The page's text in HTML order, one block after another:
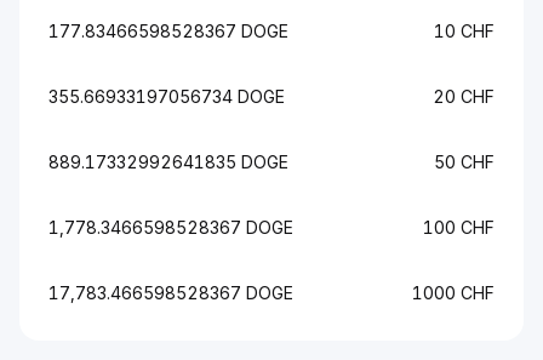
177.83466598528367 DOGE 10 CHF
355.66933197056734 DOGE 20 CHF
889.17332992641835 DOGE 50 CHF
1,778.3466598528367 DOGE 100 CHF
17,783.466598528367 DOGE 1000 CHF